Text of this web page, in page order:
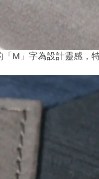
「M」字為設計靈感，